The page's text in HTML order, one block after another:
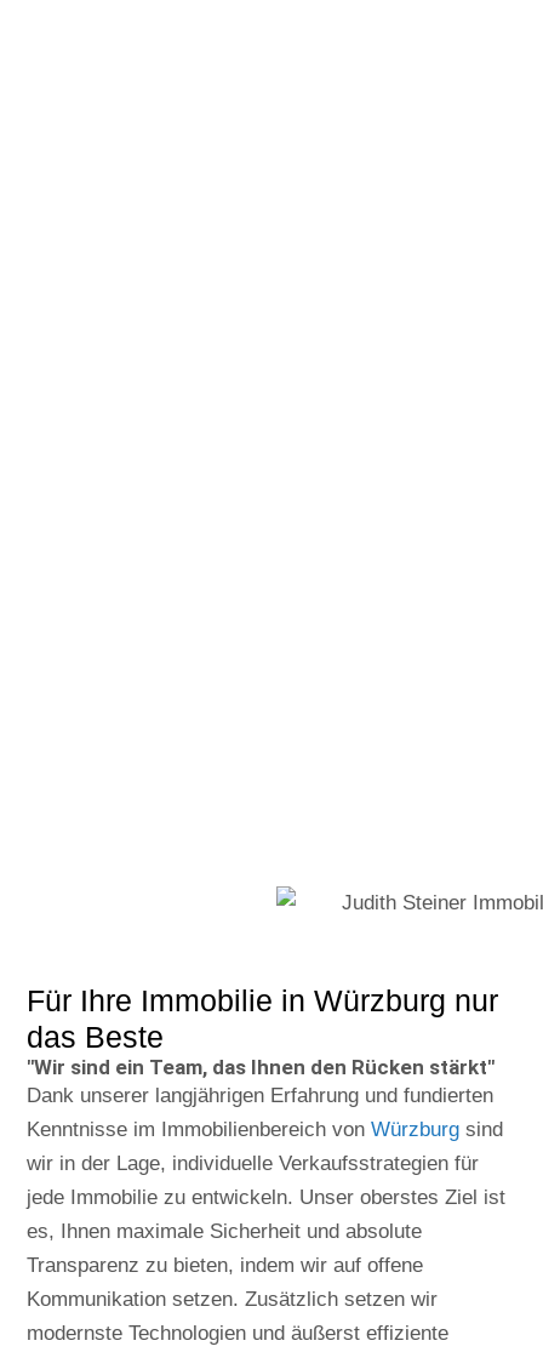
Für Ihre Immobilie in Würzburg nur
das Beste
"Wir sind ein Team, das Ihnen den Rücken stärkt"
Dank unserer langjährigen Erfahrung und fundierten
Kenntnisse im Immobilienbereich vonWürzburg sind
wir in der Lage, individuelle Verkaufsstrategien für
jede Immobilie zu entwickeln. Unser oberstes Ziel ist
es, Ihnen maximale Sicherheit und absolute
Transparenz zu bieten, indem wir auf offene
Kommunikation setzen. Zusätzlich setzen wir
modernste Technologien und äußerst effiziente